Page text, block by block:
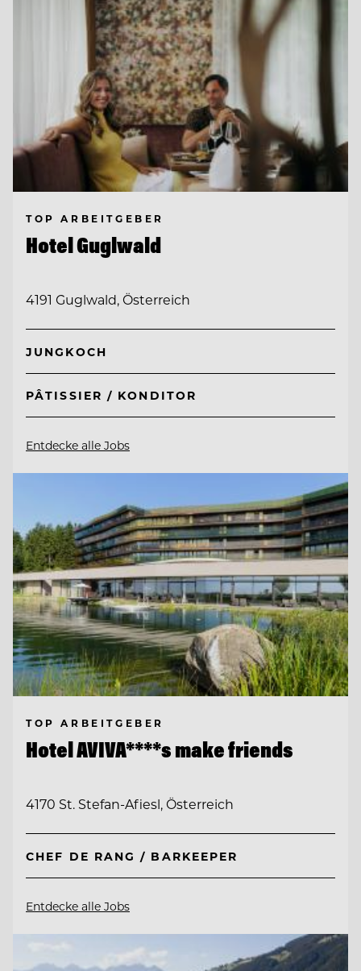
TOP ARBEITGEBER
Hotel Guglwald
4191 Guglwald, Österreich
JUNGKOCH
PÂTISSIER / KONDITOR
Entdecke alle Jobs
TOP ARBEITGEBER
Hotel AVIVA****s make friends
4170 St. Stefan-Afiesl, Österreich
CHEF DE RANG / BARKEEPER
Entdecke alle Jobs